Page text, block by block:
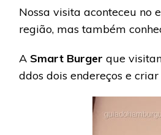
Nossa visita aconteceu no
região, mas também
A Smart Burger que
ddos dois endereços e